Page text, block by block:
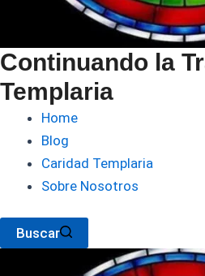
Continuando la
Templaria
Home
Blog
Caridad Templaria
Sobre Nosotros
Buscar